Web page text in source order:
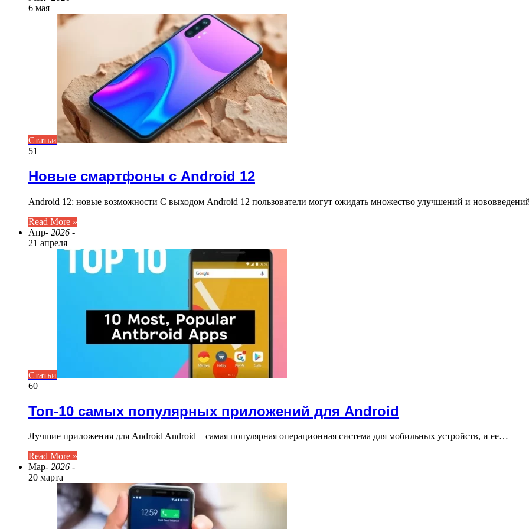
6 мая
Статьи
51
Новые смартфоны с Android 12
Android 12: новые возможности С выходом Android 12 пользователи могут ожидать множество улучшений и
Read More »
Апр- 2026 -
21 апреля
Статьи
60
Топ-10 самых популярных приложений для Android
Лучшие приложения для Android Android – самая популярная операционная система для мобильных устройств, и ее…
Read More »
Мар- 2026 -
20 марта